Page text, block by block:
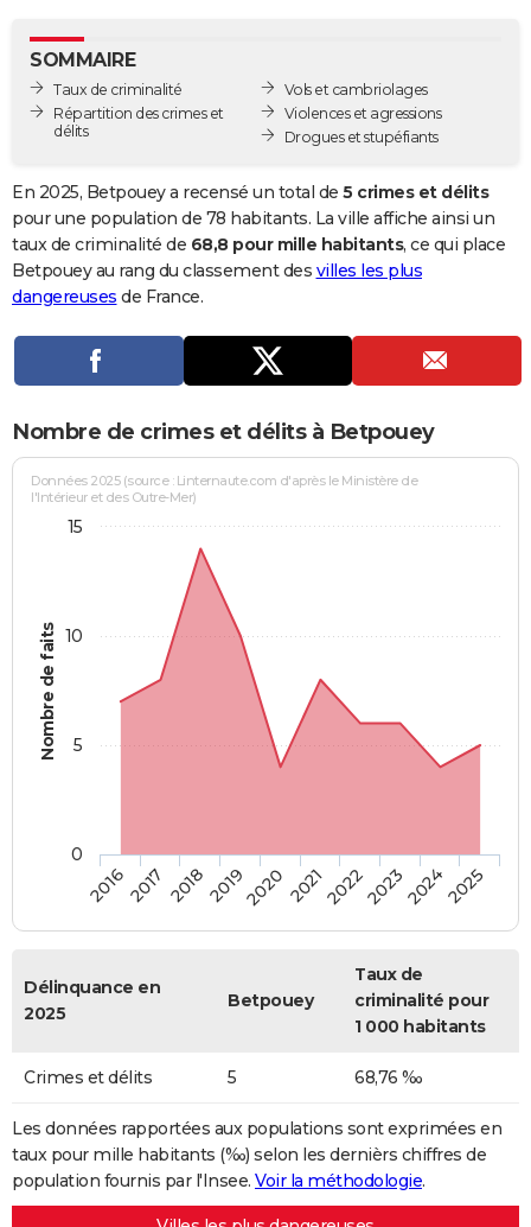
GUIDES D'ACHAT
BONS PLANS
Carte de Noël
Carte Bonne année
Carte Saint-Valentin
Carte Pâques
Carte d'anniversaire
DICTIONNAIRE
Dictionnaire
Biographies
Citations
Expressions
Proverbes
PROGRAMME TV
Se connecter
Entreprises
Service militaire
Avis de recherche
AVIS DE DÉCÈS
Bricolage
Lifestyle
Culture
Sport
Auto
Television
Voyage
Cinema
SOMMAIRE
Taux de criminalité
Répartition des crimes et
délits
Vols et cambriolages
Violences et agressions
Drogues et stupéfiants
En 2025, Betpouey a recensé un total de 5 crimes et délits
pour une population de 78 habitants. La ville affiche ainsi un
taux de criminalité de 68,8 pour mille habitants, ce qui place
Betpouey au rang du classement des villes les plus
dangereuses de France.
Nombre de crimes et délits à Betpouey
Nombre de faits
Données 2025 (source : Linternaute.com d'après le Ministère de
l'Intérieur et des Outre-Mer)
20162017 20182019202020212022202320242025
0
5
10
15
Délinquance en
2025
Betpouey
Taux de
criminalité pour
1 000 habitants
Crimes et délits 5 68,76 ‰
Les données rapportées aux populations sont exprimées en
taux pour mille habitants (‰) selon les dernièrs chiffres de
population fournis par l'Insee. Voir la méthodologie.